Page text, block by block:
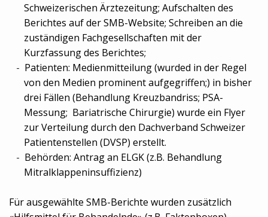
Schweizerischen Ärztezeitung; Aufschalten des
Berichtes auf der SMB-Website; Schreiben an die
zuständigen Fachgesellschaften mit der
Kurzfassung des Berichtes;
Patienten: Medienmitteilung (wurded in der Regel
von den Medien prominent aufgegriffen;) in bisher
drei Fällen (Behandlung Kreuzbandriss; PSA-
Messung; Bariatrische Chirurgie) wurde ein Flyer
zur Verteilung durch den Dachverband Schweizer
Patientenstellen (DVSP) erstellt.
Behörden: Antrag an ELGK (z.B. Behandlung
Mitralklappeninsuffizienz)
Für ausgewählte SMB-Berichte wurden zusätzlich